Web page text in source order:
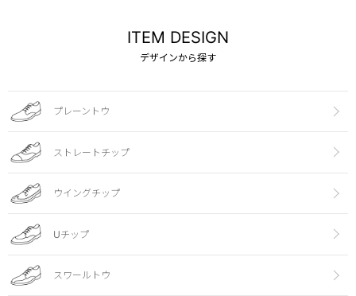
ITEM DESIGN
デザインから探す
プレーントウ
ストレートチップ
ウイングチップ
Uチップ
スワールトウ